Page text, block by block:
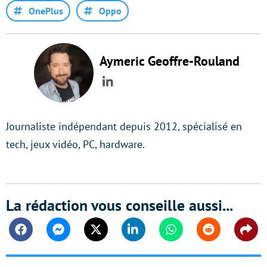
OnePlus Oppo
Aymeric Geoffre-Rouland
LinkedIn
Journaliste indépendant depuis 2012, spécialisé en
tech, jeux vidéo, PC, hardware.
La rédaction vous conseille aussi...
FacebookMessengerTwitter Linkedin WhatsappReddit